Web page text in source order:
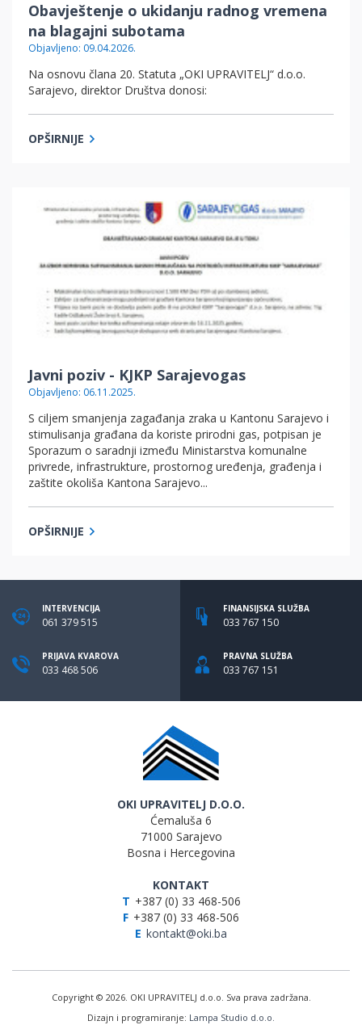
Obavještenje o ukidanju radnog vremena
na blagajni subotama
Objavljeno: 09.04.2026.
Na osnovu člana 20. Statuta „OKI UPRAVITELJ“ d.o.o.
Sarajevo, direktor Društva donosi:
OPŠIRNIJE
Javni poziv - KJKP Sarajevogas
Objavljeno: 06.11.2025.
S ciljem smanjenja zagađanja zraka u Kantonu Sarajevo i
stimulisanja građana da koriste prirodni gas, potpisan je
Sporazum o saradnji između Ministarstva komunalne
privrede, infrastrukture, prostornog uređenja, građenja i
zaštite okoliša Kantona Sarajevo...
OPŠIRNIJE
INTERVENCIJA
061 379 515
PRIJAVA KVAROVA
033 468 506
FINANSIJSKA SLUŽBA
033 767 150
PRAVNA SLUŽBA
033 767 151
OKI UPRAVITELJ D.O.O.
Ćemaluša 6
71000 Sarajevo
Bosna i Hercegovina
KONTAKT
T +387 (0) 33 468-506
F +387 (0) 33 468-506
E kontakt@oki.ba
Copyright © 2026. OKI UPRAVITELJ d.o.o. Sva prava zadržana.
Dizajn i programiranje: Lampa Studio d.o.o.